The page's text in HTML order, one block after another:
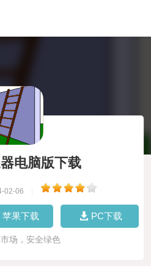
电脑版下载
02-06
苹果下载 PC下载
场，安全绿色